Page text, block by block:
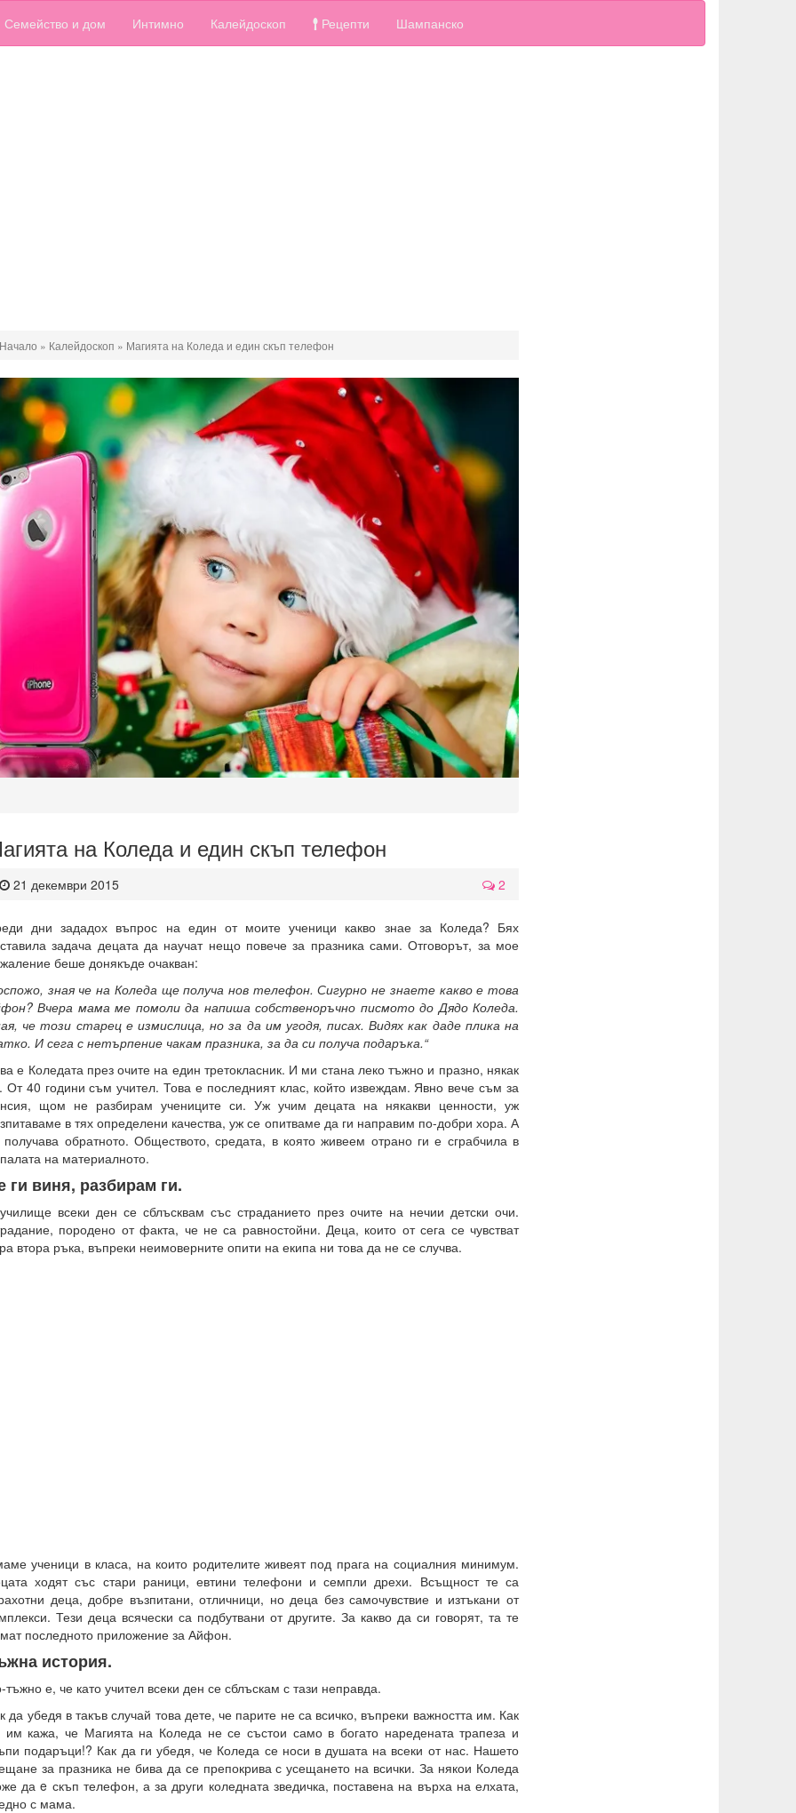
Семейство и дом Интимно Калейдоскоп Рецепти Шампанско
Начало » Калейдоскоп » Магията на Коледа и един скъп телефон
на Коледа и един скъп телефон
21 декември 2015 2
дни зададох въпрос на един от моите ученици какво знае за Коледа? Бях
задача децата да научат нещо повече за празника сами. Отговорът, за мое
беше донякъде очакван:
зная че на Коледа ще получа нов телефон. Сигурно не знаете какво е това
Вчера мама ме помоли да напиша собственоръчно писмото до Дядо Коледа.
че този старец е измислица, но за да им угодя, писах. Видях как даде плика на
И сега с нетърпение чакам празника, за да си получа подаръка.“
е Коледата през очите на един третокласник. И ми стана леко тъжно и празно, някак
От 40 години съм учител. Това е последният клас, който извеждам. Явно вече съм за
щом не разбирам учениците си. Уж учим децата на някакви ценности, уж
в тях определени качества, уж се опитваме да ги направим по-добри хора. А
получава обратното. Обществото, средата, в която живеем отрано ги е сграбчила в
на материалното.
ги виня, разбирам ги.
всеки ден се сблъсквам със страданието през очите на нечии детски очи.
породено от факта, че не са равностойни. Деца, които от сега се чувстват
втора ръка, въпреки неимоверните опити на екипа ни това да не се случва.
ученици в класа, на които родителите живеят под прага на социалния минимум.
ходят със стари раници, евтини телефони и семпли дрехи. Всъщност те са
деца, добре възпитани, отличници, но деца без самочувствие и изтъкани от
Тези деца всячески са подбутвани от другите. За какво да си говорят, та те
последното приложение за Айфон.
история.
тъжно е, че като учител всеки ден се сблъскам с тази неправда.
да убедя в такъв случай това дете, че парите не са всичко, въпреки важността им. Как
им кажа, че Магията на Коледа не се състои само в богато наредената трапеза и
подаръци!? Как да ги убедя, че Коледа се носи в душата на всеки от нас. Нашето
за празника не бива да се препокрива с усещането на всички. За някои Коледа
да e скъп телефон, а за други коледната зведичка, поставена на върха на елхата,
с мама.